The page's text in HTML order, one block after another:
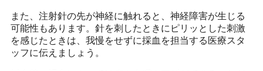
また、注射針の先が神経に触れると、神経障害が生じる
可能性もあります。針を刺したときにピリッとした刺激
を感じたときは、我慢をせずに採血を担当する医療スタ
ッフに伝えましょう。